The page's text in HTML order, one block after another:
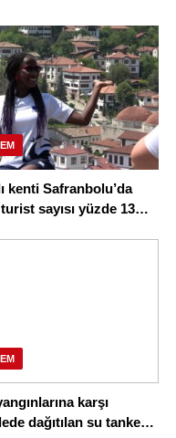
kenti Safranbolu’da
sayısı yüzde 13
karşı
dağıtılan su tankeri